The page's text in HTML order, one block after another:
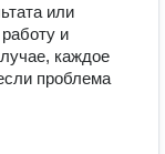
или
и
каждое
проблема